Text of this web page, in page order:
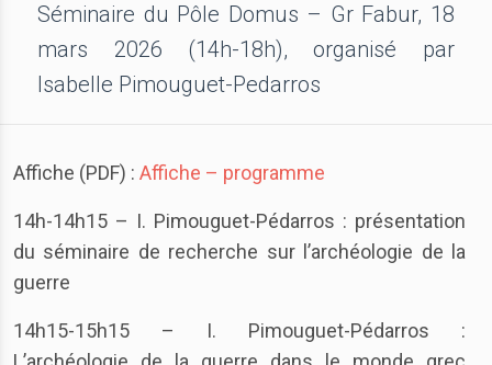
Séminaire du Pôle Domus – Gr Fabur, 18
mars 2026 (14h-18h), organisé par
Isabelle Pimouguet-Pedarros
Affiche (PDF) : Affiche – programme
14h-14h15 – I. Pimouguet-Pédarros : présentation
du séminaire de recherche sur l’archéologie de la
guerre
14h15-15h15 – I. Pimouguet-Pédarros :